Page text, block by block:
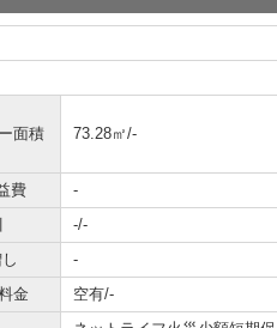
面積 73.28㎡/-
費
-
-/-
-
金
空有/-